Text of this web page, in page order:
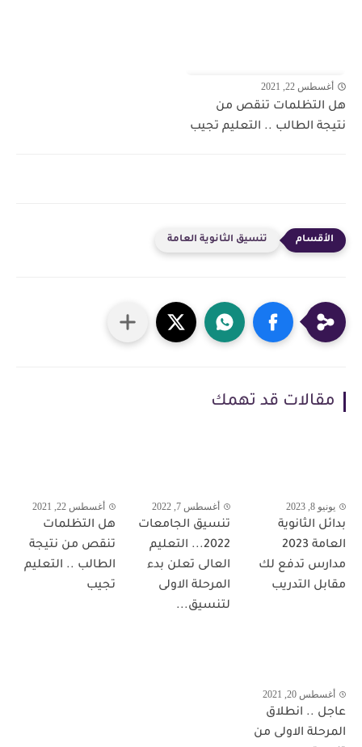
أغسطس 22, 2021
هل التظلمات تنقص من
نتيجة الطالب .. التعليم تجيب
تنسيق الثانوية العامة
مقالات قد تهمك
يونيو 8, 2023
بدائل الثانوية
العامة 2023
مدارس تدفع لك
مقابل التدريب
أغسطس 7, 2022
تنسيق الجامعات
2022... التعليم
العالى تعلن بدء
المرحلة الاولى
لتنسيق...
أغسطس 22, 2021
هل التظلمات
تنقص من نتيجة
الطالب .. التعليم
تجيب
أغسطس 20, 2021
عاجل .. انطلاق
المرحلة الاولى من